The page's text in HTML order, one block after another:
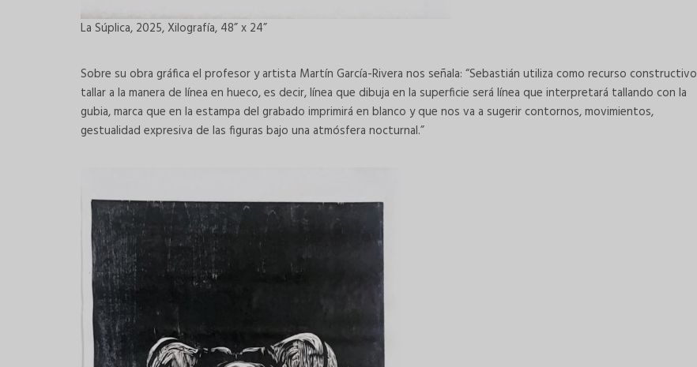
La Súplica, 2025, Xilografía, 48” x 24”
Sobre su obra gráfica el profesor y artista Martín García-Rivera nos señala: “Sebastián utiliza como recurso constructivo
tallar a la manera de línea en hueco, es decir, línea que dibuja en la superficie será línea que interpretará tallando con la
gubia, marca que en la estampa del grabado imprimirá en blanco y que nos va a sugerir contornos, movimientos,
gestualidad expresiva de las figuras bajo una atmósfera nocturnal.”